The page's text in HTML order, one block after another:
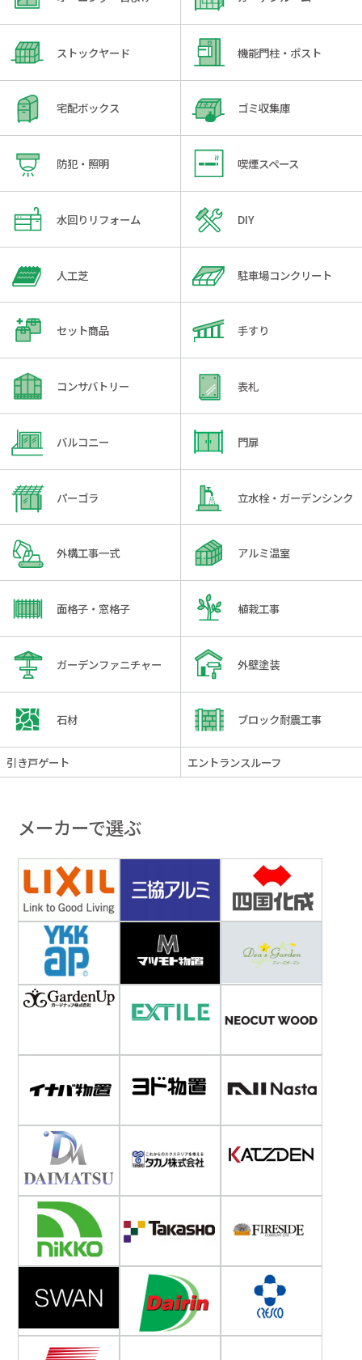
ストックヤード 機能門柱・ポスト
宅配ボックス ゴミ収集庫
防犯・照明 喫煙スペース
水回りリフォーム DIY
人工芝 駐車場コンクリート
セット商品 手すり
コンサバトリー 表札
バルコニー 門扉
パーゴラ 立水栓・ガーデンシンク
外構工事一式 アルミ温室
面格子・窓格子 植栽工事
ガーデンファニチャー 外壁塗装
石材 ブロック耐震工事
引き戸ゲート エントランスルーフ
メーカーで選ぶ